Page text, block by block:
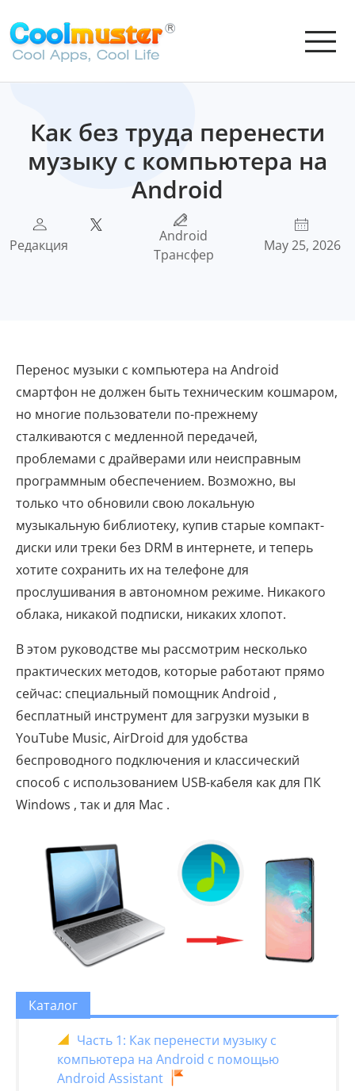
Как без труда перенести
музыку с компьютера на
Android
Редакция
Android
Трансфер
May 25, 2026
Перенос музыки с компьютера на Android
смартфон не должен быть техническим кошмаром,
но многие пользователи по-прежнему
сталкиваются с медленной передачей,
проблемами с драйверами или неисправным
программным обеспечением. Возможно, вы
только что обновили свою локальную
музыкальную библиотеку, купив старые компакт-
диски или треки без DRM в интернете, и теперь
хотите сохранить их на телефоне для
прослушивания в автономном режиме. Никакого
облака, никакой подписки, никаких хлопот.
В этом руководстве мы рассмотрим несколько
практических методов, которые работают прямо
сейчас: специальный помощник Android ,
бесплатный инструмент для загрузки музыки в
YouTube Music, AirDroid для удобства
беспроводного подключения и классический
способ с использованием USB-кабеля как для ПК
Windows , так и для Mac .
Каталог
Часть 1: Как перенести музыку с
компьютера на Android с помощью
Android Assistant